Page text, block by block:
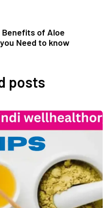
Benefits of Aloe
Need to know
posts